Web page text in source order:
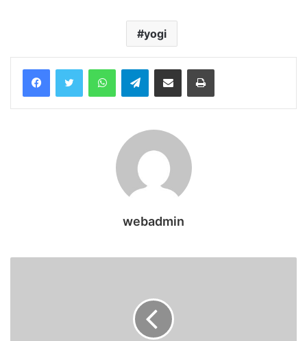
yogi
WhatsAppTelegramShare via Email Print
webadmin